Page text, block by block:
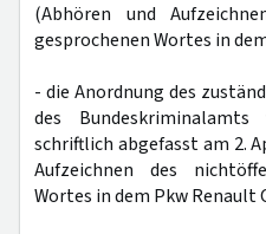
(Abhören und
gesprochenen Wortes in
- die Anordnung des
des
schriftlich abgefasst am 2.
Aufzeichnen des
Wortes in dem Pkw Renault